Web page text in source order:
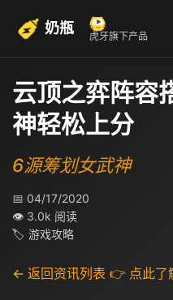
奶瓶 虎牙旗下产品
云顶之弈阵容
神轻松上分
6源筹划女武神
📅 04/17/2020
👁 3.0k 阅读
🏷 游戏攻略
← 返回资讯列表 👉 点此了